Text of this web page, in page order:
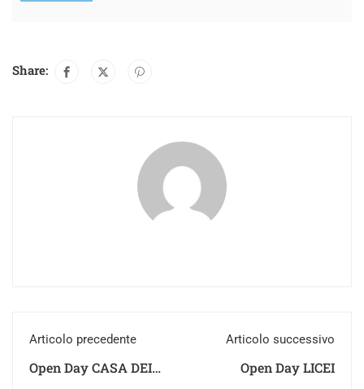
Share:
Articolo precedente
Open Day CASA DEI
Articolo successivo
Open Day LICEI